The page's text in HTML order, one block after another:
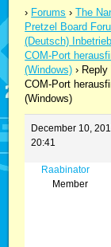
› Forums › The
Pretzel Board
(Deutsch)
COM-Port
(Windows) › Reply
COM-Port
(Windows)
December 10,
20:41
Raabinator
Member